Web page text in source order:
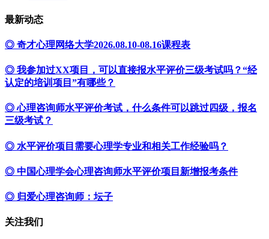
最新动态
◎ 奇才心理网络大学2026.08.10-08.16课程表
◎ 我参加过XX项目，可以直接报水平评价三级考试吗？“经
认定的培训项目”有哪些？
◎ 心理咨询师水平评价考试，什么条件可以跳过四级，报名
三级考试？
◎ 水平评价项目需要心理学专业和相关工作经验吗？
◎ 中国心理学会心理咨询师水平评价项目新增报考条件
◎ 归爱心理咨询师：坛子
关注我们